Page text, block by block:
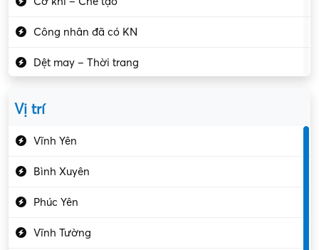
Công nhân đã có KN
Dệt may – Thời trang
Vị trí
Vĩnh Yên
Bình Xuyên
Phúc Yên
Vĩnh Tường